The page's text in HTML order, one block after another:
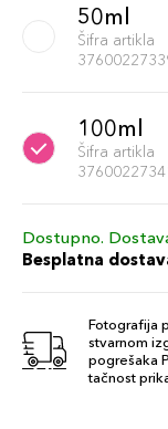
50ml
Šifra artikla
100ml
Šifra artikla
Dostupno.
Besplatna
Fotografija
stvarnom
pogrešaka
tačnost